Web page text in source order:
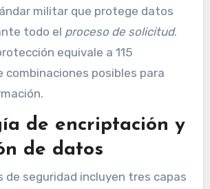
militar que protege datos
todo el proceso de solicitud.
equivale a 115
combinaciones posibles para
de encriptación y
de datos
de seguridad incluyen tres capas